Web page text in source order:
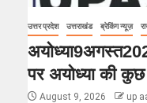
उत्तर प्रदेश उत्तराखंड ब्रेकिंग न्यूज़
पर अयोध्या की
August 9, 2026 up